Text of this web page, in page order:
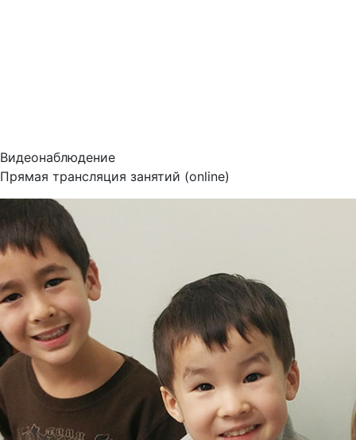
Видеонаблюдение
Прямая трансляция занятий (online)